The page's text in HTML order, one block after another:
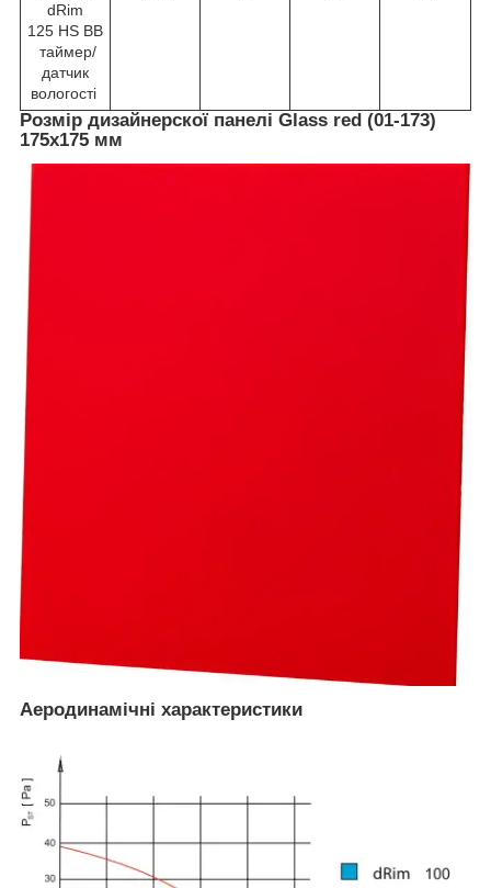
dRim
125 HS BB
таймер/
датчик
вологості
Розмір дизайнерскої панелі Glass red (01-173)
175х175 мм
Аеродинамічні характеристики